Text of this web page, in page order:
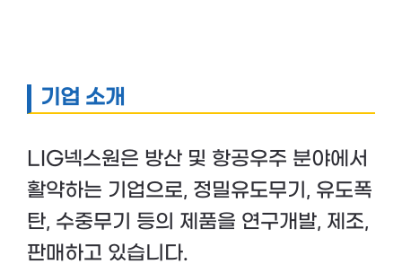
기업 소개
LIG넥스원은 방산 및 항공우주 분야에서
활약하는 기업으로, 정밀유도무기, 유도폭
탄, 수중무기 등의 제품을 연구개발, 제조,
판매하고 있습니다.